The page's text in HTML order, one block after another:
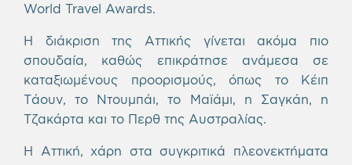
World Travel Awards.
H διάκριση της Αττικής γίνεται ακόμα πιο
σπουδαία, καθώς επικράτησε ανάμεσα σε
καταξιωμένους προορισμούς, όπως το Κέιπ
Τάουν, το Ντουμπάι, το Μαϊάμι, η Σαγκάη, η
Τζακάρτα και το Περθ της Αυστραλίας.
Η Αττική, χάρη στα συγκριτικά πλεονεκτήματα